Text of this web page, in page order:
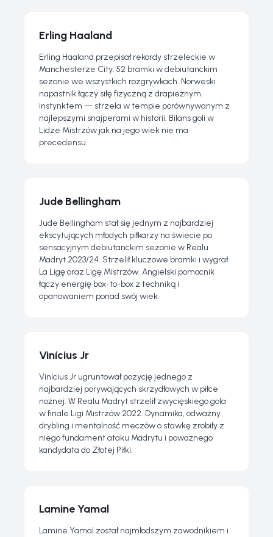
Erling Haaland
Erling Haaland przepisał rekordy strzeleckie w
Manchesterze City. 52 bramki w debiutanckim
sezonie we wszystkich rozgrywkach. Norweski
napastnik łączy siłę fizyczną z drapieżnym
instynktem — strzela w tempie porównywanym z
najlepszymi snajperami w historii. Bilans goli w
Lidze Mistrzów jak na jego wiek nie ma
precedensu.
Jude Bellingham
Jude Bellingham stał się jednym z najbardziej
ekscytujących młodych piłkarzy na świecie po
sensacyjnym debiutanckim sezonie w Realu
Madryt 2023/24. Strzelił kluczowe bramki i wygrał
La Ligę oraz Ligę Mistrzów. Angielski pomocnik
łączy energię box-to-box z techniką i
opanowaniem ponad swój wiek.
Vinícius Jr
Vinícius Jr ugruntował pozycję jednego z
najbardziej porywających skrzydłowych w piłce
nożnej. W Realu Madryt strzelił zwycięskiego gola
w finale Ligi Mistrzów 2022. Dynamika, odważny
drybling i mentalność meczów o stawkę zrobiły z
niego fundament ataku Madrytu i poważnego
kandydata do Złotej Piłki.
Lamine Yamal
Lamine Yamal został najmłodszym zawodnikiem i